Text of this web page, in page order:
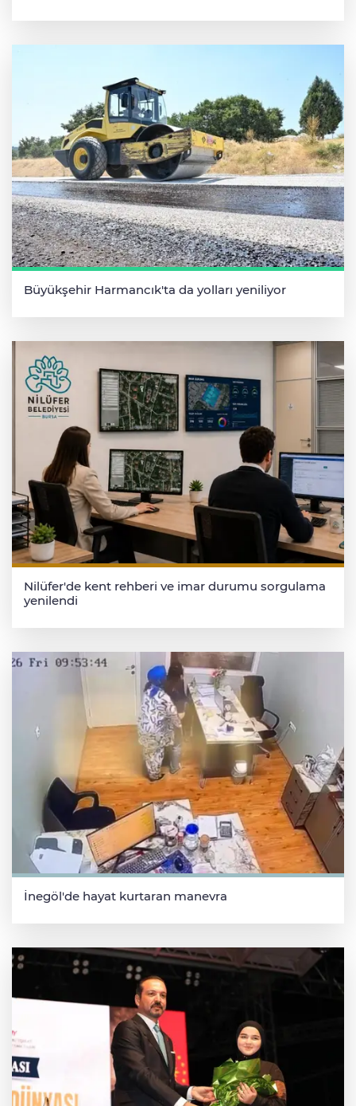
Büyükşehir Harmancık'ta da yolları yeniliyor
Nilüfer'de kent rehberi ve imar durumu sorgulama
yenilendi
İnegöl'de hayat kurtaran manevra